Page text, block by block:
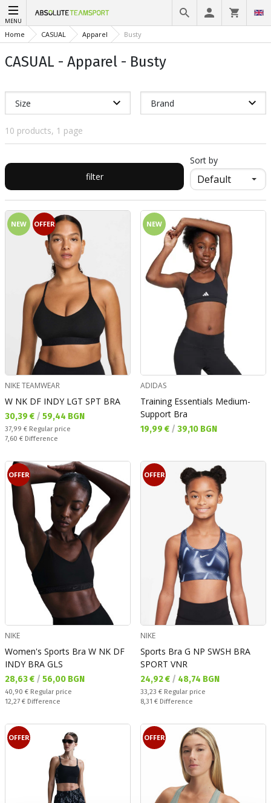
MENU
Home CASUAL Apparel Busty
CASUAL - Apparel - Busty
Size Brand
10 products, 1 page
filter
Sort by
NEW OFFER
NIKE TEAMWEAR
W NK DF INDY LGT SPT BRA
Текуща цена:
30,39 € / 59,44 BGN
Regular price:
37,99 € Regular price
Спестявате:
7,60 € Difference
NEW
ADIDAS
Training Essentials Medium-
Support Bra
Текуща цена:
19,99 € / 39,10 BGN
OFFER
NIKE
Women's Sports Bra W NK DF
INDY BRA GLS
Текуща цена:
28,63 € / 56,00 BGN
Regular price:
40,90 € Regular price
Спестявате:
12,27 € Difference
OFFER
NIKE
Sports Bra G NP SWSH BRA
SPORT VNR
Текуща цена:
24,92 € / 48,74 BGN
Regular price:
33,23 € Regular price
Спестявате:
8,31 € Difference
OFFER OFFER